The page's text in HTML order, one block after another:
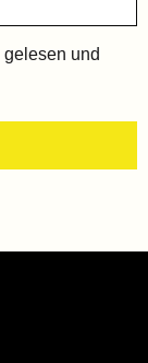
gelesen und